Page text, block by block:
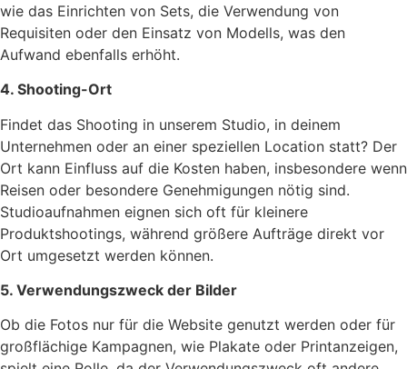
wie das Einrichten von Sets, die Verwendung von
Requisiten oder den Einsatz von Modells, was den
Aufwand ebenfalls erhöht.
4. Shooting-Ort
Findet das Shooting in unserem Studio, in deinem
Unternehmen oder an einer speziellen Location statt? Der
Ort kann Einfluss auf die Kosten haben, insbesondere wenn
Reisen oder besondere Genehmigungen nötig sind.
Studioaufnahmen eignen sich oft für kleinere
Produktshootings, während größere Aufträge direkt vor
Ort umgesetzt werden können.
5. Verwendungszweck der Bilder
Ob die Fotos nur für die Website genutzt werden oder für
großflächige Kampagnen, wie Plakate oder Printanzeigen,